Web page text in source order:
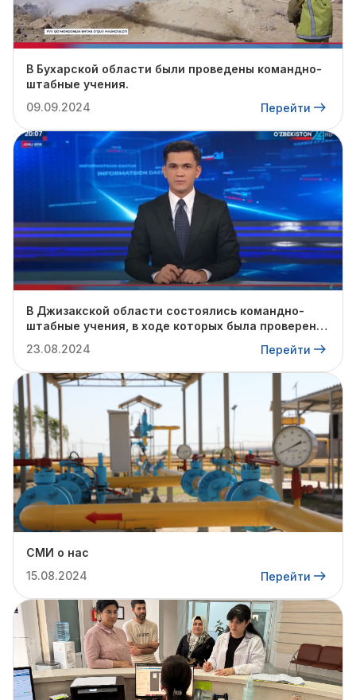
В Бухарской области были проведены командно-
штабные учения.
09.09.2024
Перейти
В Джизакской области состоялись командно-
штабные учения, в ходе которых была проверена
осенне-зимнему сезону.
23.08.2024 Перейти
СМИ о нас
15.08.2024
Перейти